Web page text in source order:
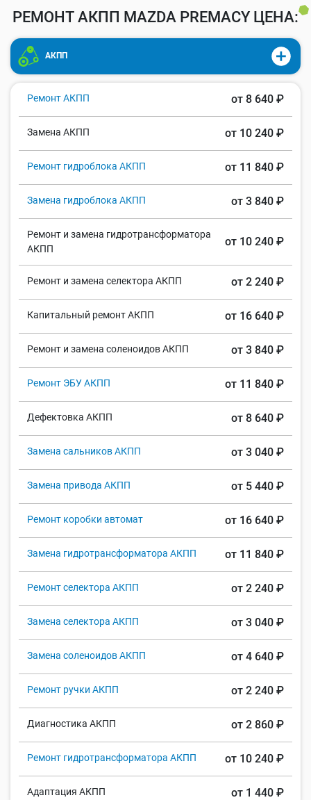
РЕМОНТ АКПП MAZDA PREMACY ЦЕНА:
АКПП
Ремонт АКПП от 8 640 ₽
Замена АКПП от 10 240 ₽
Ремонт гидроблока АКПП от 11 840 ₽
Замена гидроблока АКПП от 3 840 ₽
Ремонт и замена гидротрансформатора
АКПП
от 10 240 ₽
Ремонт и замена селектора АКПП от 2 240 ₽
Капитальный ремонт АКПП от 16 640 ₽
Ремонт и замена соленоидов АКПП от 3 840 ₽
Ремонт ЭБУ АКПП от 11 840 ₽
Дефектовка АКПП от 8 640 ₽
Замена сальников АКПП от 3 040 ₽
Замена привода АКПП от 5 440 ₽
Ремонт коробки автомат от 16 640 ₽
Замена гидротрансформатора АКПП от 11 840 ₽
Ремонт селектора АКПП от 2 240 ₽
Замена селектора АКПП от 3 040 ₽
Замена соленоидов АКПП от 4 640 ₽
Ремонт ручки АКПП от 2 240 ₽
Диагностика АКПП от 2 860 ₽
Ремонт гидротрансформатора АКПП от 10 240 ₽
Адаптация АКПП от 1 440 ₽